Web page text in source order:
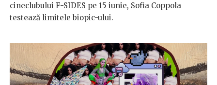
cineclubului F-SIDES pe 15 iunie, Sofia Coppola
testează limitele biopic-ului.